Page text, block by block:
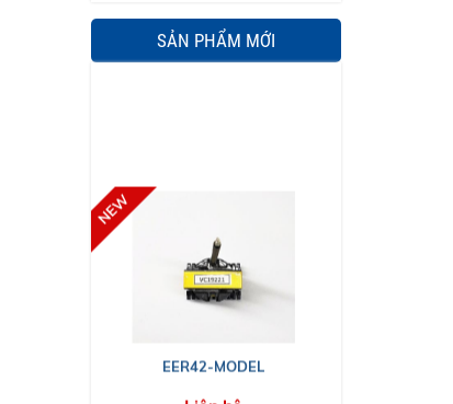
SẢN PHẨM MỚI